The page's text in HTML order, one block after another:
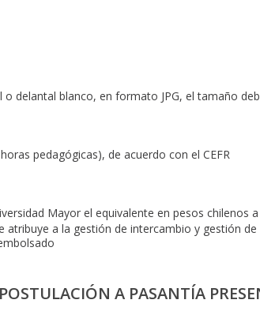
delantal blanco, en formato JPG, el tamaño
pedagógicas), de acuerdo con el CEFR
Mayor el equivalente en pesos chilenos
a la gestión de intercambio y gestión
A PASANTÍA